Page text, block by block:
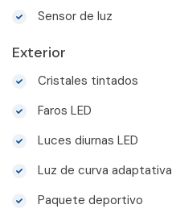
Sensor de luz
Exterior
Cristales tintados
Faros LED
Luces diurnas LED
Luz de curva adaptativa
Paquete deportivo